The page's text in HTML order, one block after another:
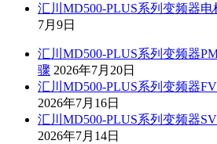
汇川MD500-PLUS系列变频器
7月9日
汇川MD500-PLUS系列变频器
骤 2026年7月20日
汇川MD500-PLUS系列变频器
2026年7月16日
汇川MD500-PLUS系列变频器
2026年7月14日